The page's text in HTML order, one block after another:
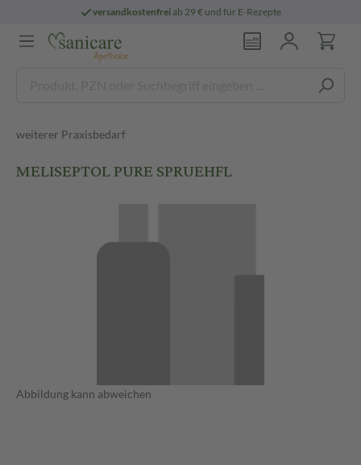
versandkostenfreiab 29 € und für E-Rezepte
weiterer Praxisbedarf
MELISEPTOL PURE SPRUEHFL
Abbildung kann abweichen